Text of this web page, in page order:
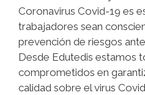
Coronavirus Covid-19 es
trabajadores sean
prevención de riesgos
Desde Edutedis estamos
comprometidos en
calidad sobre el virus